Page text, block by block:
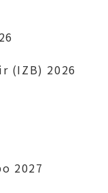
会 2026
(IZB) 2026
2027